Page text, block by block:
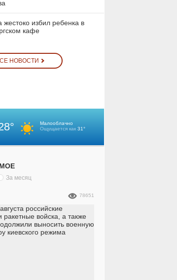
жестоко избил ребенка в
кафе
НОВОСТИ
Малооблачно
Ощущается как 31°
За месяц
78651